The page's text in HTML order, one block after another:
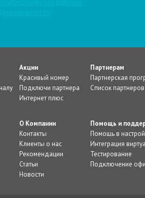
Акции
Красивый номер
Подключи партнера
Интернет плюс
Партнерам
Партнерская
Список партнеров
О Компании
Контакты
Клиенты о нас
Рекомендации
Статьи
Новости
Помощь и
Помощь в
Интеграция
Тестирование
Подключение